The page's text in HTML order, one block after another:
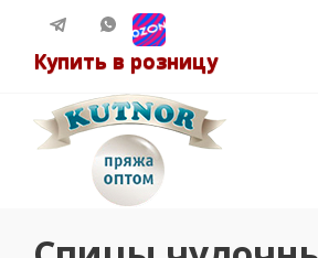
Купить в розницу